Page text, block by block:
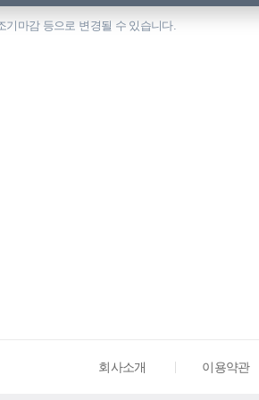
기마감 등으로 변경될 수 있습니다.
회사소개 이용약관